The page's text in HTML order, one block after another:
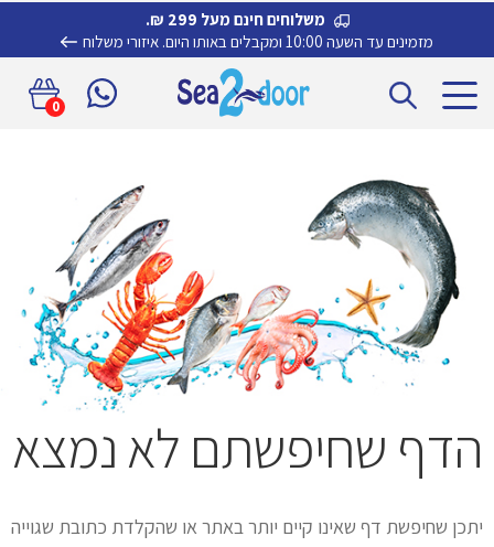
משלוחים חינם מעל 299 ₪.
מזמינים עד השעה 10:00 ומקבלים באותו היום.
איזורי משלוח
דלג
לניווט
לדלג
לתוכן
0
הדף שחיפשתם לא נמצא
יתכן שחיפשת דף שאינו קיים יותר באתר או שהקלדת כתובת שגוייה